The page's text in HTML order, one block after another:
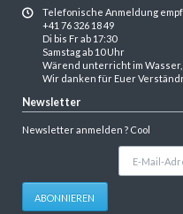
Telefonische Anmeldung
+41 76 326 18 49
Di bis Fr ab 17:30
Samstag ab 10 Uhr
Wärend unterricht im Wasser,
Wir danken für Euer
Newsletter
Newsletter anmelden ? Cool
Adresse
ABONNIEREN